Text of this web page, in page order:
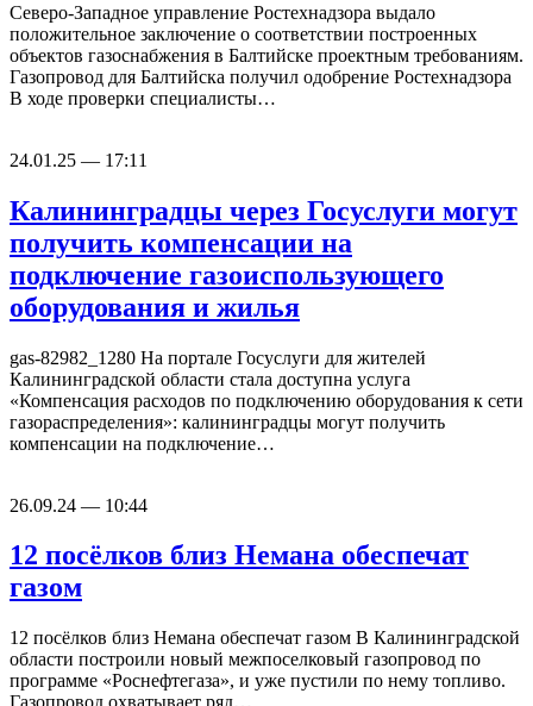
Северо-Западное управление Ростехнадзора выдало
положительное заключение о соответствии построенных
объектов газоснабжения в Балтийске проектным требованиям.
Газопровод для Балтийска получил одобрение Ростехнадзора
В ходе проверки специалисты…
24.01.25 — 17:11
Калининградцы через Госуслуги могут
получить компенсации на
подключение газоиспользующего
оборудования и жилья
gas-82982_1280 На портале Госуслуги для жителей
Калининградской области стала доступна услуга
«Компенсация расходов по подключению оборудования к сети
газораспределения»: калининградцы могут получить
компенсации на подключение…
26.09.24 — 10:44
12 посёлков близ Немана обеспечат
газом
12 посёлков близ Немана обеспечат газом В Калининградской
области построили новый межпоселковый газопровод по
программе «Роснефтегаза», и уже пустили по нему топливо.